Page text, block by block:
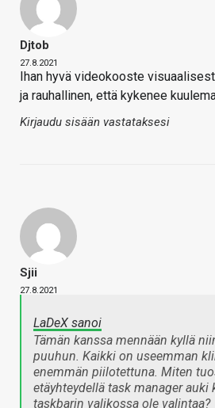
Djtob
27.8.2021
Ihan hyvä videokooste
ja rauhallinen, että kykenee
Kirjaudu sisään vastataksesi
Sjii
27.8.2021
LaDeX sanoi
Tämän kanssa mennään kyllä
puuhun. Kaikki on useemman
enemmän piilotettuna. Miten
etäyhteydellä task manager auki
taskbarin valikossa ole valintaa?